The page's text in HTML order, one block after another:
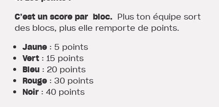
C’est un score par bloc. Plus ton équipe sort
des blocs, plus elle remporte de points.
Jaune : 5 points
Vert : 15 points
Bleu : 20 points
Rouge : 30 points
Noir : 40 points